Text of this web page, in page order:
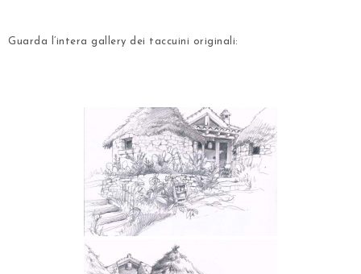
Guarda l’intera gallery dei taccuini originali: